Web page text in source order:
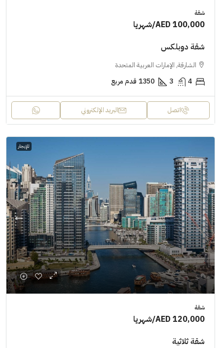
شقة
AED 100,000/شهريا
شقة دوبلكس
الشارقة, الإمارات العربية المتحدة
4
3
1350 قدم مربع
اتصل البريد الإلكتروني
للإيجار
شقة
AED 120,000/شهريا
شقة ثلاثية